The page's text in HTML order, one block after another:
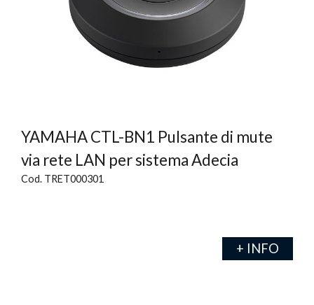
YAMAHA CTL-BN1 Pulsante di mute
via rete LAN per sistema Adecia
Cod. TRET000301
+ INFO